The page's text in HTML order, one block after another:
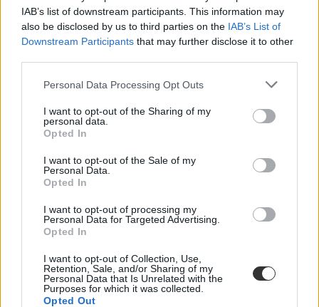
IAB’s list of downstream participants. This information may
also be disclosed by us to third parties on the IAB’s List of
Downstream Participants that may further disclose it to other
Personal Data Processing Opt Outs
I want to opt-out of the Sharing of my
personal data.
Opted In
I want to opt-out of the Sale of my
Personal Data.
Opted In
I want to opt-out of processing my
Personal Data for Targeted Advertising.
Opted In
I want to opt-out of Collection, Use,
Retention, Sale, and/or Sharing of my
Personal Data that Is Unrelated with the
Purposes for which it was collected.
Opted Out
Zsombó